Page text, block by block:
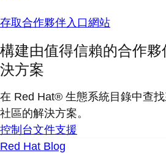
存取合作夥伴入口網站
構建由值得信賴的合作
決方案
在 Red Hat® 生態系統目錄中查
社區的解決方案。
控制台文件支援
Red Hat Blog